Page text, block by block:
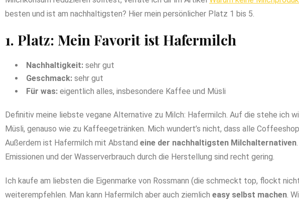
besten und ist am nachhaltigsten? Hier mein persönlicher Platz 1 bis 5.
1. Platz: Mein Favorit ist Hafermilch
Nachhaltigkeit: sehr gut
Geschmack: sehr gut
Für was: eigentlich alles, insbesondere Kaffee und Müsli
Definitiv meine liebste vegane Alternative zu Milch: Hafermilch. Auf die stehe ich
Müsli, genauso wie zu Kaffeegetränken. Mich wundert’s nicht, dass alle
Außerdem ist Hafermilch mit Abstand eine der nachhaltigsten Milchalternativen
Emissionen und der Wasserverbrauch durch die Herstellung sind recht gering.
Ich kaufe am liebsten die Eigenmarke von Rossmann (die schmeckt top, flockt
weiterempfehlen. Man kann Hafermilch aber auch ziemlich easy selbst machen.